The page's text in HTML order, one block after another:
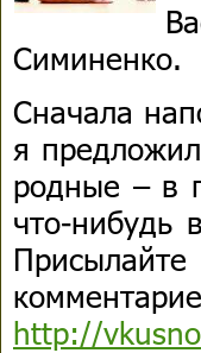
Симиненко.
Сначала
я
родные – в
что-нибудь
http://